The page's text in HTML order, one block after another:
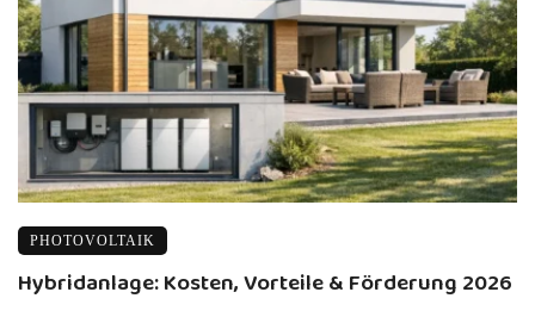
PHOTOVOLTAIK
Hybridanlage: Kosten, Vorteile & Förderung 2026